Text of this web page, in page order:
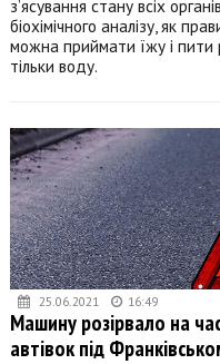
з’ясування стану всіх
біохімічного аналізу, як
можна приймати їжу і
тільки воду.
25.06.2021 16:49
Машину розірвало на
автівок під